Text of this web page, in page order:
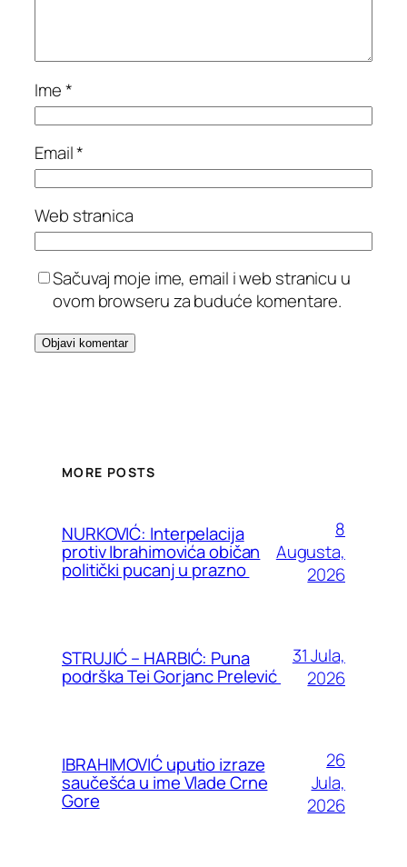
Ime*
Email*
Web stranica
Sačuvaj moje ime, email i web stranicu u
ovom browseru za buduće komentare.
MORE POSTS
NURKOVIĆ: Interpelacija
protiv Ibrahimovića običan
politički pucanj u prazno
8
Augusta,
2026
STRUJIĆ – HARBIĆ: Puna
podrška Tei Gorjanc Prelević
31 Jula,
2026
IBRAHIMOVIĆ uputio izraze
saučešća u ime Vlade Crne
Gore
26
Jula,
2026